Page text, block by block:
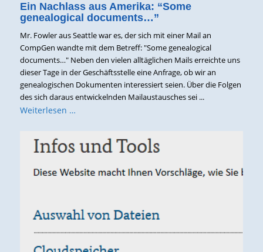
Ein Nachlass aus Amerika: “Some
genealogical documents…”
Mr. Fowler aus Seattle war es, der sich mit einer Mail an
CompGen wandte mit dem Betreff: "Some genealogical
documents…" Neben den vielen alltäglichen Mails erreichte uns
dieser Tage in der Geschäftsstelle eine Anfrage, ob wir an
genealogischen Dokumenten interessiert seien. Über die Folgen
des sich daraus entwickelnden Mailaustausches sei ...
Weiterlesen …